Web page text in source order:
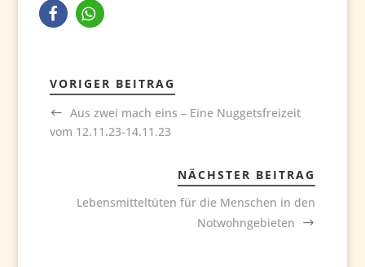
VORIGER BEITRAG
Aus zwei mach eins – Eine Nuggetsfreizeit
vom 12.11.23-14.11.23
NÄCHSTER BEITRAG
Lebensmitteltüten für die Menschen in den
Notwohngebieten